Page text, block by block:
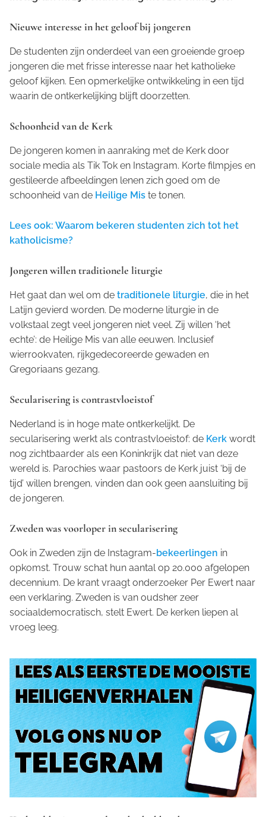
Nieuwe interesse in het geloof bij jongeren
De studenten zijn onderdeel van een groeiende groep
jongeren die met frisse interesse naar het katholieke
geloof kijken. Een opmerkelijke ontwikkeling in een tijd
waarin de ontkerkelijking blijft doorzetten.
Schoonheid van de Kerk
De jongeren komen in aanraking met de Kerk door
sociale media als Tik Tok en Instagram. Korte filmpjes en
gestileerde afbeeldingen lenen zich goed om de
schoonheid van de Heilige Mis te tonen.
Lees ook: Waarom bekeren studenten zich tot het
katholicisme?
Jongeren willen traditionele liturgie
Het gaat dan wel om de traditionele liturgie, die in het
Latijn gevierd worden. De moderne liturgie in de
volkstaal zegt veel jongeren niet veel. Zij willen ‘het
echte’: de Heilige Mis van alle eeuwen. Inclusief
wierrookvaten, rijkgedecoreerde gewaden en
Gregoriaans gezang.
Secularisering is contrastvloeistof
Nederland is in hoge mate ontkerkelijkt. De
secularisering werkt als contrastvloeistof: de Kerk wordt
nog zichtbaarder als een Koninkrijk dat niet van deze
wereld is. Parochies waar pastoors de Kerk juist ‘bij de
tijd’ willen brengen, vinden dan ook geen aansluiting bij
de jongeren.
Zweden was voorloper in secularisering
Ook in Zweden zijn de Instagram-bekeerlingen in
opkomst. Trouw schat hun aantal op 20.000 afgelopen
decennium. De krant vraagt onderzoeker Per Ewert naar
een verklaring. Zweden is van oudsher zeer
sociaaldemocratisch, stelt Ewert. De kerken liepen al
vroeg leeg.